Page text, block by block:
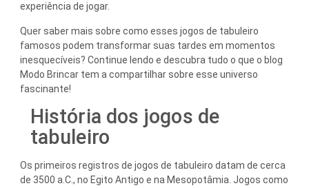
experiência de jogar.
Quer saber mais sobre como esses jogos de tabuleiro
famosos podem transformar suas tardes em momentos
inesquecíveis? Continue lendo e descubra tudo o que o blog
Modo Brincar tem a compartilhar sobre esse universo
fascinante!
História dos jogos de
tabuleiro
Os primeiros registros de jogos de tabuleiro datam de cerca
de 3500 a.C., no Egito Antigo e na Mesopotâmia. Jogos como